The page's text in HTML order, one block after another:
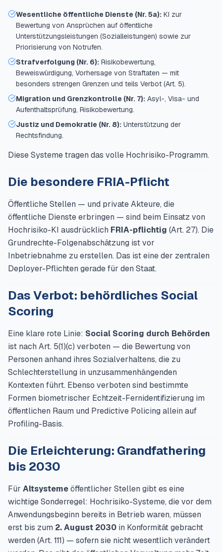
Wesentliche öffentliche Dienste (Nr. 5a): KI zur
Bewertung von Ansprüchen auf öffentliche
Unterstützungsleistungen (Sozialleistungen) sowie zur
Priorisierung von Notrufen.
Strafverfolgung (Nr. 6): Risikobewertung,
Beweiswürdigung, Vorhersage von Straftaten — mit
besonders strengen Grenzen und teils Verbot (Art. 5).
Migration und Grenzkontrolle (Nr. 7): Asyl-, Visa- und
Aufenthaltsprüfung, Risikobewertung.
Justiz und Demokratie (Nr. 8): Unterstützung der
Rechtsfindung.
Diese Systeme tragen das volle Hochrisiko-Programm.
Die besondere FRIA-Pflicht
Öffentliche Stellen — und private Akteure, die
öffentliche Dienste erbringen — sind beim Einsatz von
Hochrisiko-KI ausdrücklich FRIA-pflichtig (Art. 27). Die
Grundrechte-Folgenabschätzung ist vor
Inbetriebnahme zu erstellen. Das ist eine der zentralen
Deployer-Pflichten gerade für den Staat.
Das Verbot: behördliches Social
Scoring
Eine klare rote Linie: Social Scoring durch Behörden
ist nach Art. 5(1)(c) verboten — die Bewertung von
Personen anhand ihres Sozialverhaltens, die zu
Schlechterstellung in unzusammenhängenden
Kontexten führt. Ebenso verboten sind bestimmte
Formen biometrischer Echtzeit-Fernidentifizierung im
öffentlichen Raum und Predictive Policing allein auf
Profiling-Basis.
Die Erleichterung: Grandfathering
bis 2030
Für Altsystemeöffentlicher Stellen gibt es eine
wichtige Sonderregel: Hochrisiko-Systeme, die vor dem
Anwendungsbeginn bereits in Betrieb waren, müssen
erst bis zum 2. August 2030 in Konformität gebracht
werden (Art. 111) — sofern sie nicht wesentlich verändert